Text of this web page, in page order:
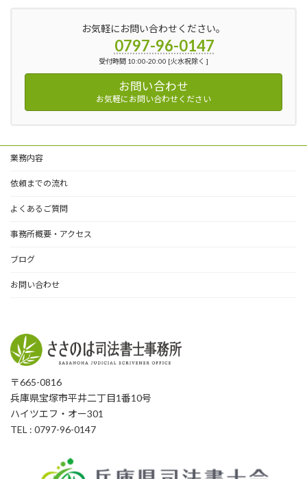
お気軽にお問い合わせください。
0797-96-0147
受付時間 10:00-20:00 [火水祝除く ]
お問い合わせ
お気軽にお問い合わせください
業務内容
依頼までの流れ
よくあるご質問
事務所概要・アクセス
ブログ
お問い合わせ
〒665-0816
兵庫県宝塚市平井二丁目1番10号
ハイツエフ・オー301
TEL : 0797-96-0147